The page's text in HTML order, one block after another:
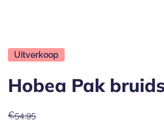
Uitverkoop
Hobea Pak
€54,95